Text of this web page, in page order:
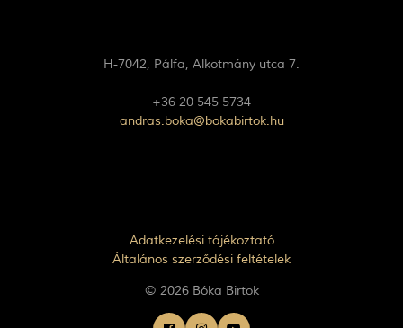
H-7042, Pálfa, Alkotmány utca 7.
+36 20 545 5734
andras.boka@bokabirtok.hu
© 2026 Bóka Birtok
Adatkezelési tájékoztató
Általános szerződési feltételek